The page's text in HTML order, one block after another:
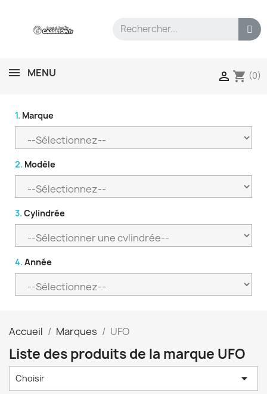
MENU  shopping_cart (0)
1. Marque
2. Modèle
3. Cylindrée
4. Année
Accueil Marques UFO
Liste des produits de la marque UFO
Choisir 